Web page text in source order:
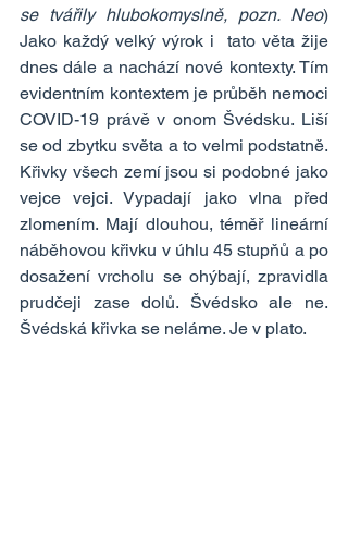
se tvářily hlubokomyslně, pozn. Neo)
Jako každý velký výrok i  tato věta žije
dnes dále a nachází nové kontexty. Tím
evidentním kontextem je průběh nemoci
COVID-19 právě v onom Švédsku. Liší
se od zbytku světa a to velmi podstatně.
Křivky všech zemí jsou si podobné jako
vejce vejci. Vypadají jako vlna před
zlomením. Mají dlouhou, téměř lineární
náběhovou křivku v úhlu 45 stupňů a po
dosažení vrcholu se ohýbají, zpravidla
prudčeji zase dolů. Švédsko ale ne.
Švédská křivka se neláme. Je v plato.